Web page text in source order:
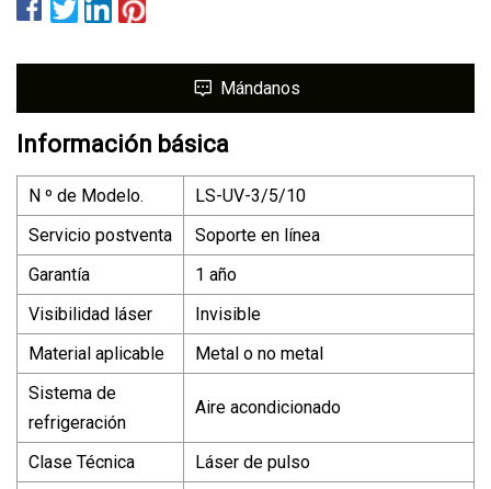
Mándanos
Información básica
N º de Modelo.
LS-UV-3/5/10
Servicio postventa
Soporte en línea
Garantía
1 año
Visibilidad láser
Invisible
Material aplicable
Metal o no metal
Sistema de
refrigeración
Aire acondicionado
Clase Técnica
Láser de pulso